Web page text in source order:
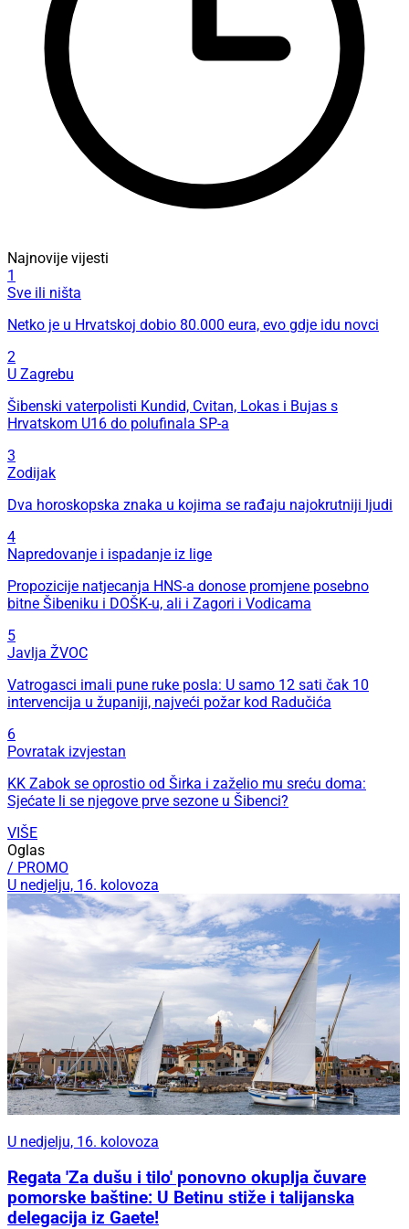
Najnovije vijesti
1
Sve ili ništa
Netko je u Hrvatskoj dobio 80.000 eura, evo gdje idu novci
2
U Zagrebu
Šibenski vaterpolisti Kundid, Cvitan, Lokas i Bujas s
Hrvatskom U16 do polufinala SP-a
3
Zodijak
Dva horoskopska znaka u kojima se rađaju najokrutniji ljudi
4
Napredovanje i ispadanje iz lige
Propozicije natjecanja HNS-a donose promjene posebno
bitne Šibeniku i DOŠK-u, ali i Zagori i Vodicama
5
Javlja ŽVOC
Vatrogasci imali pune ruke posla: U samo 12 sati čak 10
intervencija u županiji, najveći požar kod Radučića
6
Povratak izvjestan
KK Zabok se oprostio od Širka i zaželio mu sreću doma:
Sjećate li se njegove prve sezone u Šibenci?
VIŠE
Oglas
/ PROMO
U nedjelju, 16. kolovoza
U nedjelju, 16. kolovoza
Regata 'Za dušu i tilo' ponovno okuplja čuvare
pomorske baštine: U Betinu stiže i talijanska
delegacija iz Gaete!